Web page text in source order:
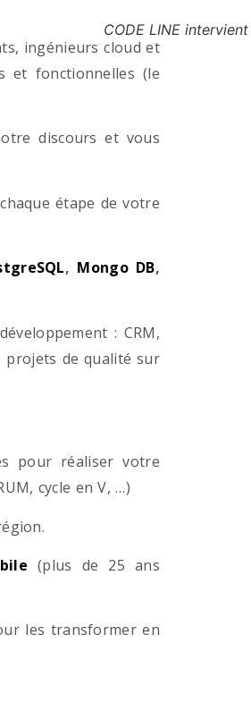
ingénieurs cloud et
et fonctionnelles (le
discours et vous
étape de votre
, Mongo DB,
: CRM,
projets de qualité sur
pour réaliser votre
cycle en V, …)
(plus de 25 ans
les transformer en
CODE LINE